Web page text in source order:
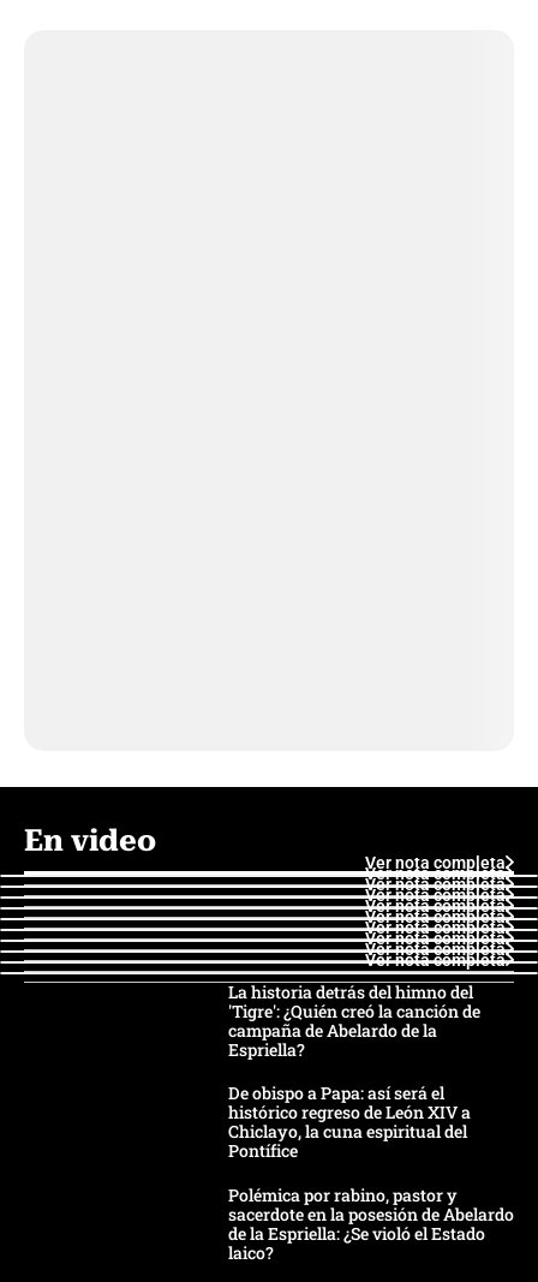
En video
Ver nota completa
Ver nota completa
Ver nota completa
Ver nota completa
Ver nota completa
Ver nota completa
Ver nota completa
Ver nota completa
Ver nota completa
Ver nota completa
La historia detrás del himno del
'Tigre': ¿Quién creó la canción de
campaña de Abelardo de la
Espriella?
De obispo a Papa: así será el
histórico regreso de León XIV a
Chiclayo, la cuna espiritual del
Pontífice
Polémica por rabino, pastor y
sacerdote en la posesión de Abelardo
de la Espriella: ¿Se violó el Estado
laico?